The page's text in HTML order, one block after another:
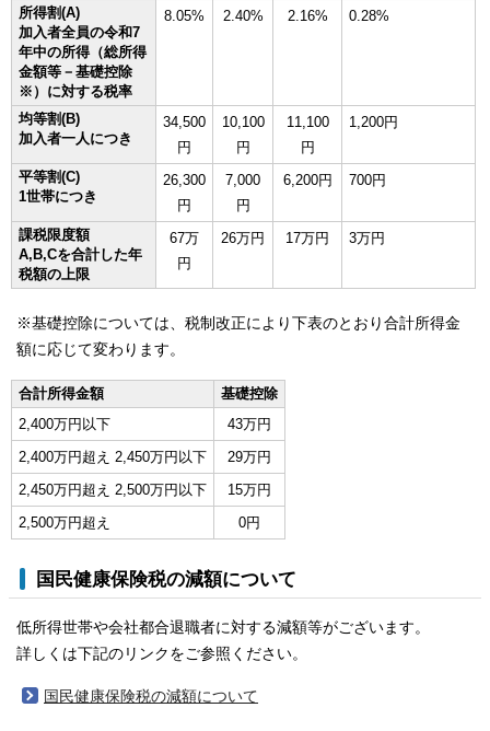
所得割(A)
加入者全員の令和7
年中の所得（総所得
金額等－基礎控除
※）に対する税率
8.05% 2.40% 2.16% 0.28%
均等割(B)
加入者一人につき
34,500
円
10,100
円
11,100
円
1,200円
平等割(C)
1世帯につき
26,300
円
7,000
円
6,200円 700円
課税限度額
A,B,Cを合計した年
税額の上限
67万
円
26万円 17万円 3万円
※基礎控除については、税制改正により下表のとおり合計所得金
額に応じて変わります。
合計所得金額
基礎控除
2,400万円以下
43万円
2,400万円超え 2,450万円以下
29万円
2,450万円超え 2,500万円以下
15万円
2,500万円超え
0円
国民健康保険税の減額について
低所得世帯や会社都合退職者に対する減額等がございます。
詳しくは下記のリンクをご参照ください。
国民健康保険税の減額について